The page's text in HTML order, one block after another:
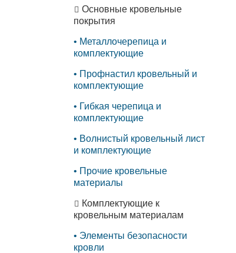
Основные кровельные
покрытия
Металлочерепица и
комплектующие
Профнастил кровельный и
комплектующие
Гибкая черепица и
комплектующие
Волнистый кровельный лист
и комплектующие
Прочие кровельные
материалы
Комплектующие к
кровельным материалам
Элементы безопасности
кровли